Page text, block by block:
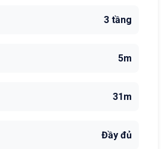
3 tầng
5m
31m
Đầy đủ